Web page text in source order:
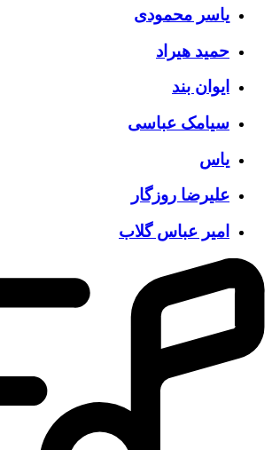
یاسر محمودی
حمید هیراد
ایوان بند
سیامک عباسی
یاس
علیرضا روزگار
امیر عباس گلاب